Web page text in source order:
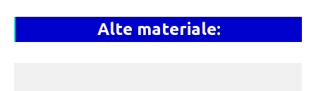
Alte materiale: